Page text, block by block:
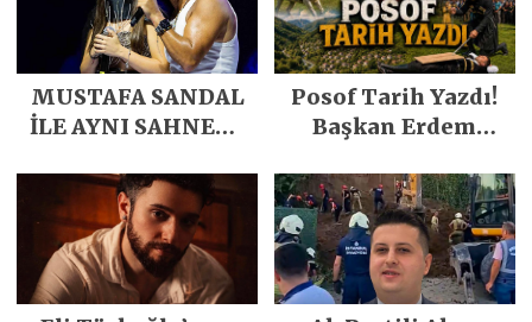
MUSTAFA SANDAL
İLE AYNI SAHNEDE
Posof Tarih Yazdı!
Başkan Erdem
Emeğiyle Son
Yılların En Büyük
Festivali
Gerçekleşti